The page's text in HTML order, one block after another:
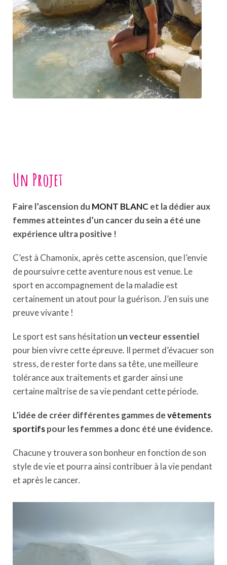
Un Projet
Faire l’ascension du MONT BLANC et la dédier aux
femmes atteintes d’un cancer du sein a été une
expérience ultra positive !
C’est à Chamonix, après cette ascension, que l’envie
de poursuivre cette aventure nous est venue. Le
sport en accompagnement de la maladie est
certainement un atout pour la guérison. J’en suis une
preuve vivante !
Le sport est sans hésitation un vecteur essentiel
pour bien vivre cette épreuve. Il permet d’évacuer son
stress, de rester forte dans sa tête, une meilleure
tolérance aux traitements et garder ainsi une
certaine maîtrise de sa vie pendant cette période.
L’idée de créer différentes gammes devêtements
sportifspour les femmes a donc été une évidence.
Chacune y trouvera son bonheur en fonction de son
style de vie et pourra ainsi contribuer à la vie pendant
et après le cancer.